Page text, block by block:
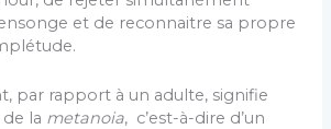
et de reconnaitre sa propre
par rapport à un adulte, signifie
la metanoia, c’est-à-dire d’un